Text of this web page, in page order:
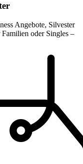
Angebote, Silvester
oder Singles –